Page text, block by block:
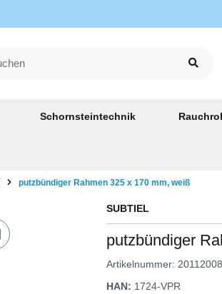
Schornsteintechnik
putzbündiger Rahmen 325 x 170 mm, weiß
SUBTIEL
putzbündiger
Artikelnummer: 20112008
HAN: 1724-VPR